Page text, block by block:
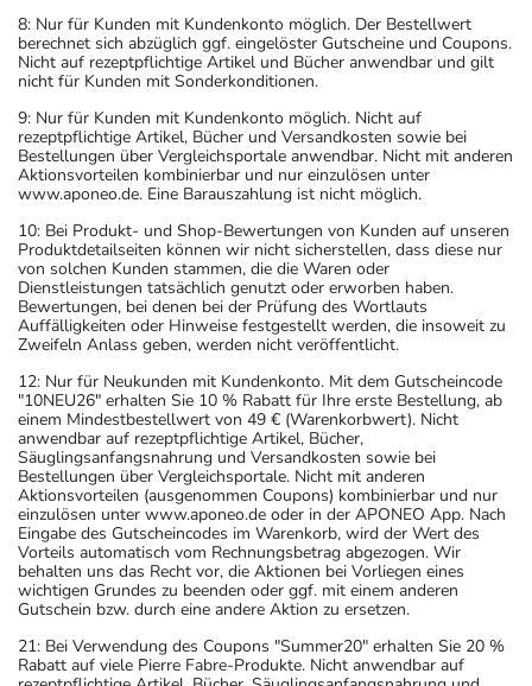
8: Nur für Kunden mit Kundenkonto möglich. Der Bestellwert
berechnet sich abzüglich ggf. eingelöster Gutscheine und Coupons.
Nicht auf rezeptpflichtige Artikel und Bücher anwendbar und gilt
nicht für Kunden mit Sonderkonditionen.
9: Nur für Kunden mit Kundenkonto möglich. Nicht auf
rezeptpflichtige Artikel, Bücher und Versandkosten sowie bei
Bestellungen über Vergleichsportale anwendbar. Nicht mit anderen
Aktionsvorteilen kombinierbar und nur einzulösen unter
www.aponeo.de. Eine Barauszahlung ist nicht möglich.
10: Bei Produkt- und Shop-Bewertungen von Kunden auf unseren
Produktdetailseiten können wir nicht sicherstellen, dass diese nur
von solchen Kunden stammen, die die Waren oder
Dienstleistungen tatsächlich genutzt oder erworben haben.
Bewertungen, bei denen bei der Prüfung des Wortlauts
Auffälligkeiten oder Hinweise festgestellt werden, die insoweit zu
Zweifeln Anlass geben, werden nicht veröffentlicht.
12: Nur für Neukunden mit Kundenkonto. Mit dem Gutscheincode
"10NEU26" erhalten Sie 10 % Rabatt für Ihre erste Bestellung, ab
einem Mindestbestellwert von 49 € (Warenkorbwert). Nicht
anwendbar auf rezeptpflichtige Artikel, Bücher,
Säuglingsanfangsnahrung und Versandkosten sowie bei
Bestellungen über Vergleichsportale. Nicht mit anderen
Aktionsvorteilen (ausgenommen Coupons) kombinierbar und nur
einzulösen unter www.aponeo.de oder in der APONEO App. Nach
Eingabe des Gutscheincodes im Warenkorb, wird der Wert des
Vorteils automatisch vom Rechnungsbetrag abgezogen. Wir
behalten uns das Recht vor, die Aktionen bei Vorliegen eines
wichtigen Grundes zu beenden oder ggf. mit einem anderen
Gutschein bzw. durch eine andere Aktion zu ersetzen.
21: Bei Verwendung des Coupons "Summer20" erhalten Sie 20 %
Rabatt auf viele Pierre Fabre-Produkte. Nicht anwendbar auf